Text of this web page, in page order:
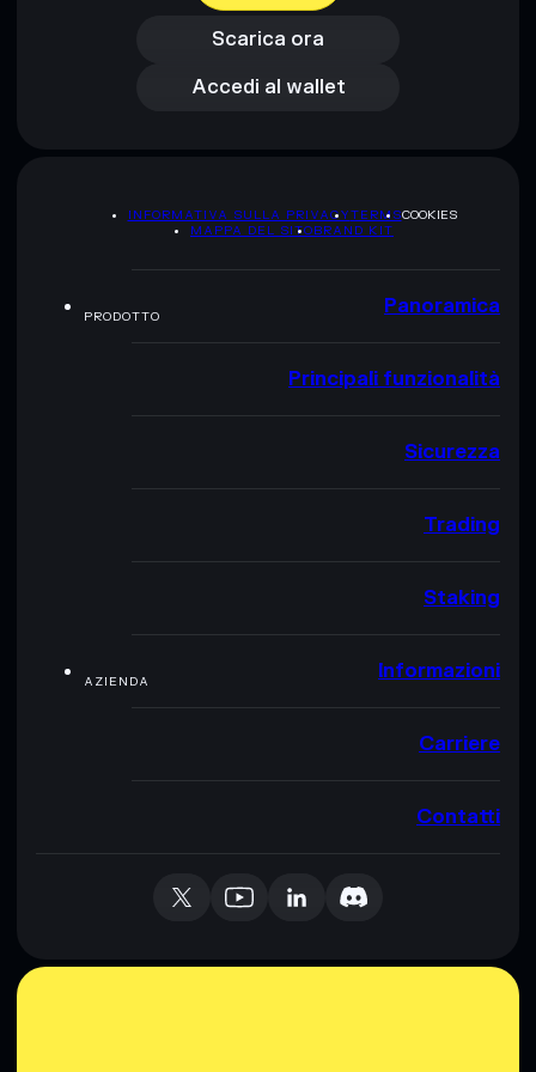
Scarica ora
Accedi al wallet
Accedi al wallet
INFORMATIVA SULLA PRIVACYTERMSCOOKIES
MAPPA DEL SITOBRAND KIT
PRODOTTO Panoramica
Principali funzionalità
Sicurezza
Trading
Staking
AZIENDA Informazioni
Carriere
Contatti